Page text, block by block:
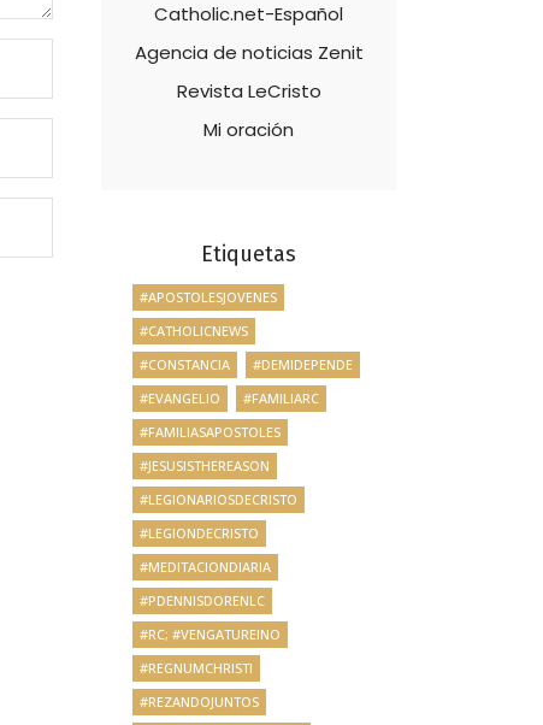
Catholic.net-Español
Agencia de noticias Zenit
Revista LeCristo
Mi oración
Etiquetas
#APOSTOLESJOVENES
#CATHOLICNEWS
#CONSTANCIA
#DEMIDEPENDE
#EVANGELIO
#FAMILIARC
#FAMILIASAPOSTOLES
#JESUSISTHEREASON
#LEGIONARIOSDECRISTO
#LEGIONDECRISTO
#MEDITACIONDIARIA
#PDENNISDORENLC
#RC; #VENGATUREINO
#REGNUMCHRISTI
#REZANDOJUNTOS